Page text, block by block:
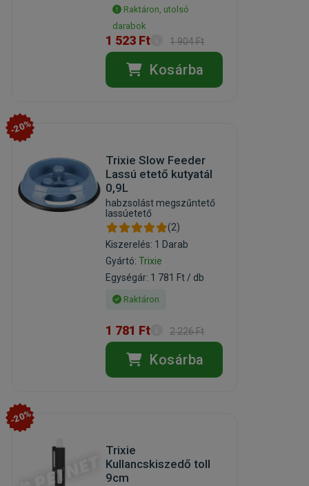
Raktáron, utolsó
darabok
1 523 Ft 1 904 Ft
Kosárba
-20%
Trixie Slow Feeder
Lassú etető kutyatál
0,9L
habzsolást megszűntető
lassúetető
(2)
Kiszerelés: 1 Darab
Gyártó:Trixie
Egységár: 1 781 Ft / db
Raktáron
1 781 Ft 2 226 Ft
Kosárba
-20%
Trixie
Kullancskiszedő toll
9cm